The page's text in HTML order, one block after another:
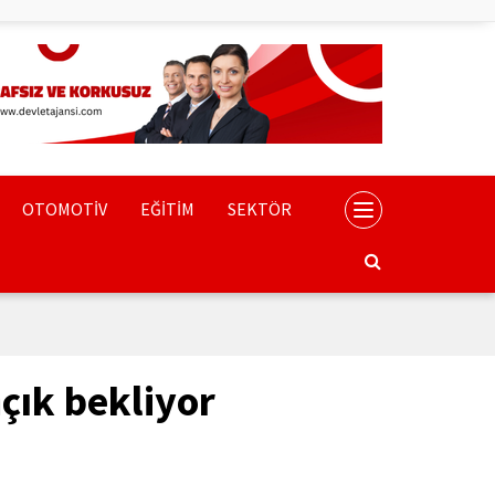
OTOMOTİV EĞİTİM SEKTÖR
bekliyor